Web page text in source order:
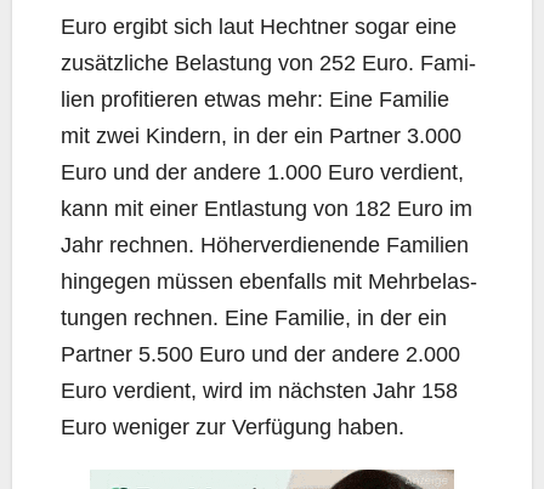
Euro ergibt sich laut Hecht­ner sogar eine
zusätz­li­che Belas­tung von 252 Euro. Fami­
li­en pro­fi­tie­ren etwas mehr: Eine Fami­lie
mit zwei Kin­dern, in der ein Part­ner 3.000
Euro und der ande­re 1.000 Euro ver­dient,
kann mit einer Ent­las­tung von 182 Euro im
Jahr rech­nen. Höher­ver­die­nen­de Fami­li­en
hin­ge­gen müs­sen eben­falls mit Mehr­be­las­
tun­gen rech­nen. Eine Fami­lie, in der ein
Part­ner 5.500 Euro und der ande­re 2.000
Euro ver­dient, wird im nächs­ten Jahr 158
Euro weni­ger zur Ver­fü­gung haben.